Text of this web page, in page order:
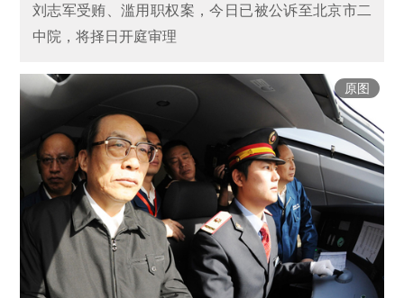
刘志军受贿、滥用职权案，今日已被公诉至北京市二
中院，将择日开庭审理
原图